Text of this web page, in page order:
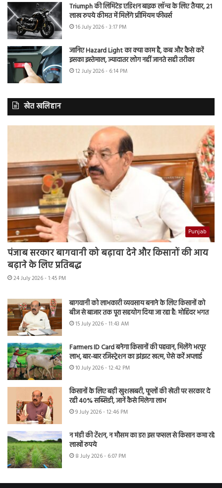
Triumph की लिमिटेड एडिशन बाइक लॉन्च के लिए तैयार, 21
लाख रुपये कीमत में मिलेंगे प्रीमियम फीचर्स
16 July 2026 - 3:17 PM
जानिए Hazard Light का क्या काम है, कब और कैसे करें
इसका इस्तेमाल, ज्यादातर लोग नहीं जानते सही तरीका
12 July 2026 - 6:14 PM
खेत खलिहान
Punjab
पंजाब सरकार बागवानी को बढ़ावा देने और किसानों की आय
बढ़ाने के लिए प्रतिबद्ध
24 July 2026 - 1:45 PM
बागवानी को लाभकारी व्यवसाय बनाने के लिए किसानों को
बीज से बाजार तक पूरा सहयोग दिया जा रहा है: मोहिंदर भगत
15 July 2026 - 11:43 AM
Farmers ID Card बनेगा किसानों की पहचान, मिलेंगे भरपूर
लाभ, बार-बार रजिस्ट्रेशन का झंझट खत्म, ऐसे करें अप्लाई
10 July 2026 - 12:42 PM
किसानों के लिए बड़ी खुशखबरी, फूलों की खेती पर सरकार दे
रही 40% सब्सिडी, जानें कैसे मिलेगा लाभ
9 July 2026 - 12:46 PM
न मंडी की टेंशन, न मौसम का डर! इस फसल से किसान कमा रहे
लाखों रुपये
8 July 2026 - 6:07 PM